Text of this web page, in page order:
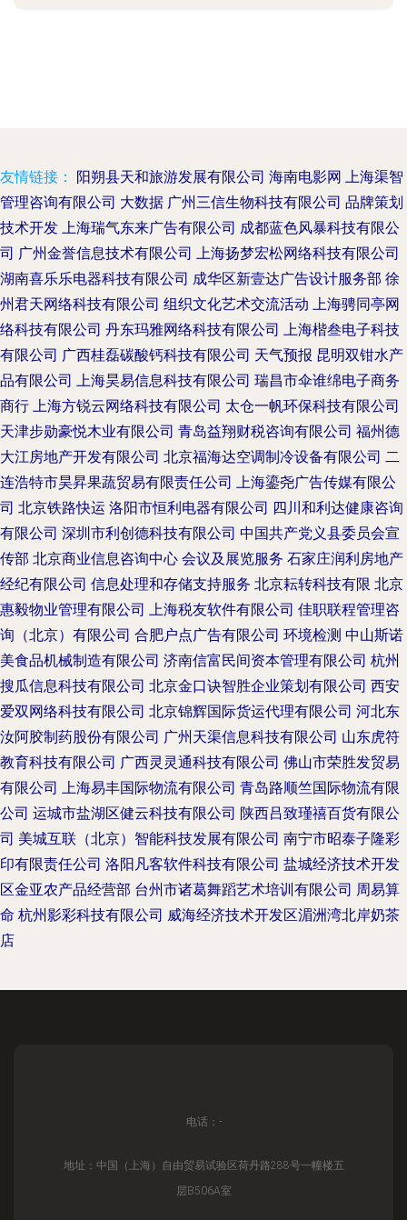
友情链接： 阳朔县天和旅游发展有限公司 海南电影网 上海渠智
管理咨询有限公司 大数据 广州三信生物科技有限公司 品牌策划
技术开发 上海瑞气东来广告有限公司 成都蓝色风暴科技有限公
司 广州金誉信息技术有限公司 上海扬梦宏松网络科技有限公司
湖南喜乐乐电器科技有限公司 成华区新壹达广告设计服务部 徐
州君天网络科技有限公司 组织文化艺术交流活动 上海骋同亭网
络科技有限公司 丹东玛雅网络科技有限公司 上海楷叁电子科技
有限公司 广西桂磊碳酸钙科技有限公司 天气预报 昆明双钳水产
品有限公司 上海昊易信息科技有限公司 瑞昌市伞谁绵电子商务
商行 上海方锐云网络科技有限公司 太仓一帆环保科技有限公司
天津步勋豪悦木业有限公司 青岛益翔财税咨询有限公司 福州德
大江房地产开发有限公司 北京福海达空调制冷设备有限公司 二
连浩特市昊昇果蔬贸易有限责任公司 上海鎏尧广告传媒有限公
司 北京铁路快运 洛阳市恒利电器有限公司 四川和利达健康咨询
有限公司 深圳市利创德科技有限公司 中国共产党义县委员会宣
传部 北京商业信息咨询中心 会议及展览服务 石家庄润利房地产
经纪有限公司 信息处理和存储支持服务 北京耘转科技有限 北京
惠毅物业管理有限公司 上海税友软件有限公司 佳职联程管理咨
询（北京）有限公司 合肥户点广告有限公司 环境检测 中山斯诺
美食品机械制造有限公司 济南信富民间资本管理有限公司 杭州
搜瓜信息科技有限公司 北京金口诀智胜企业策划有限公司 西安
爱双网络科技有限公司 北京锦辉国际货运代理有限公司 河北东
汝阿胶制药股份有限公司 广州天渠信息科技有限公司 山东虎符
教育科技有限公司 广西灵灵通科技有限公司 佛山市荣胜发贸易
有限公司 上海易丰国际物流有限公司 青岛路顺竺国际物流有限
公司 运城市盐湖区健云科技有限公司 陕西吕致瑾禧百货有限公
司 美城互联（北京）智能科技发展有限公司 南宁市昭泰子隆彩
印有限责任公司 洛阳凡客软件科技有限公司 盐城经济技术开发
区金亚农产品经营部 台州市诸葛舞蹈艺术培训有限公司 周易算
命 杭州影彩科技有限公司 威海经济技术开发区湄洲湾北岸奶茶
店
电话：-
地址：中国（上海）自由贸易试验区荷丹路288号一幢楼五
层B506A室